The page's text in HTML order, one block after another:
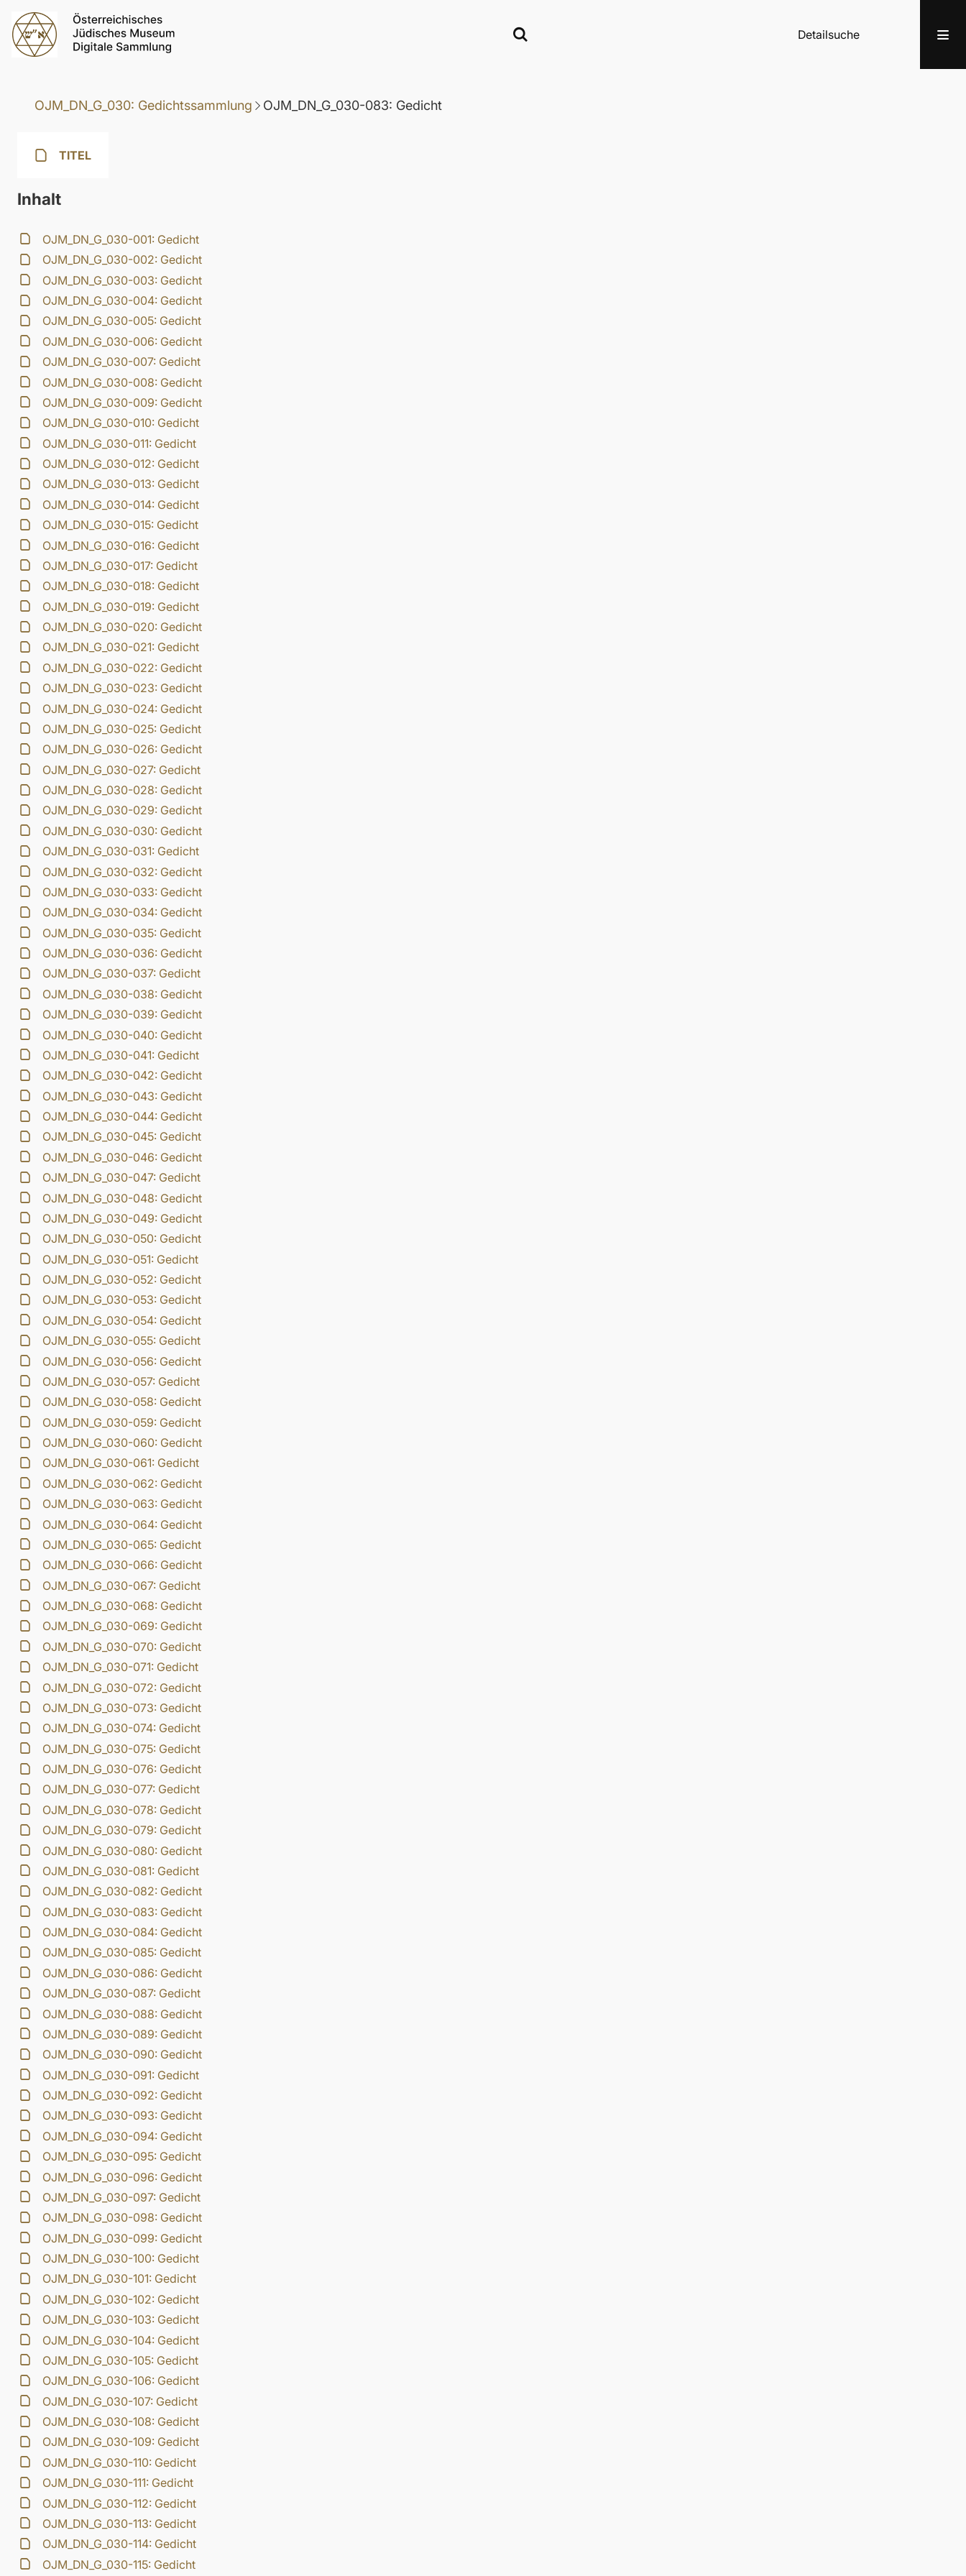
Detailsuche
OJM_DN_G_030: Gedichtssammlung OJM_DN_G_030-083: Gedicht
TITEL
Inhalt
OJM_DN_G_030-001: Gedicht
OJM_DN_G_030-002: Gedicht
OJM_DN_G_030-003: Gedicht
OJM_DN_G_030-004: Gedicht
OJM_DN_G_030-005: Gedicht
OJM_DN_G_030-006: Gedicht
OJM_DN_G_030-007: Gedicht
OJM_DN_G_030-008: Gedicht
OJM_DN_G_030-009: Gedicht
OJM_DN_G_030-010: Gedicht
OJM_DN_G_030-011: Gedicht
OJM_DN_G_030-012: Gedicht
OJM_DN_G_030-013: Gedicht
OJM_DN_G_030-014: Gedicht
OJM_DN_G_030-015: Gedicht
OJM_DN_G_030-016: Gedicht
OJM_DN_G_030-017: Gedicht
OJM_DN_G_030-018: Gedicht
OJM_DN_G_030-019: Gedicht
OJM_DN_G_030-020: Gedicht
OJM_DN_G_030-021: Gedicht
OJM_DN_G_030-022: Gedicht
OJM_DN_G_030-023: Gedicht
OJM_DN_G_030-024: Gedicht
OJM_DN_G_030-025: Gedicht
OJM_DN_G_030-026: Gedicht
OJM_DN_G_030-027: Gedicht
OJM_DN_G_030-028: Gedicht
OJM_DN_G_030-029: Gedicht
OJM_DN_G_030-030: Gedicht
OJM_DN_G_030-031: Gedicht
OJM_DN_G_030-032: Gedicht
OJM_DN_G_030-033: Gedicht
OJM_DN_G_030-034: Gedicht
OJM_DN_G_030-035: Gedicht
OJM_DN_G_030-036: Gedicht
OJM_DN_G_030-037: Gedicht
OJM_DN_G_030-038: Gedicht
OJM_DN_G_030-039: Gedicht
OJM_DN_G_030-040: Gedicht
OJM_DN_G_030-041: Gedicht
OJM_DN_G_030-042: Gedicht
OJM_DN_G_030-043: Gedicht
OJM_DN_G_030-044: Gedicht
OJM_DN_G_030-045: Gedicht
OJM_DN_G_030-046: Gedicht
OJM_DN_G_030-047: Gedicht
OJM_DN_G_030-048: Gedicht
OJM_DN_G_030-049: Gedicht
OJM_DN_G_030-050: Gedicht
OJM_DN_G_030-051: Gedicht
OJM_DN_G_030-052: Gedicht
OJM_DN_G_030-053: Gedicht
OJM_DN_G_030-054: Gedicht
OJM_DN_G_030-055: Gedicht
OJM_DN_G_030-056: Gedicht
OJM_DN_G_030-057: Gedicht
OJM_DN_G_030-058: Gedicht
OJM_DN_G_030-059: Gedicht
OJM_DN_G_030-060: Gedicht
OJM_DN_G_030-061: Gedicht
OJM_DN_G_030-062: Gedicht
OJM_DN_G_030-063: Gedicht
OJM_DN_G_030-064: Gedicht
OJM_DN_G_030-065: Gedicht
OJM_DN_G_030-066: Gedicht
OJM_DN_G_030-067: Gedicht
OJM_DN_G_030-068: Gedicht
OJM_DN_G_030-069: Gedicht
OJM_DN_G_030-070: Gedicht
OJM_DN_G_030-071: Gedicht
OJM_DN_G_030-072: Gedicht
OJM_DN_G_030-073: Gedicht
OJM_DN_G_030-074: Gedicht
OJM_DN_G_030-075: Gedicht
OJM_DN_G_030-076: Gedicht
OJM_DN_G_030-077: Gedicht
OJM_DN_G_030-078: Gedicht
OJM_DN_G_030-079: Gedicht
OJM_DN_G_030-080: Gedicht
OJM_DN_G_030-081: Gedicht
OJM_DN_G_030-082: Gedicht
OJM_DN_G_030-083: Gedicht
OJM_DN_G_030-084: Gedicht
OJM_DN_G_030-085: Gedicht
OJM_DN_G_030-086: Gedicht
OJM_DN_G_030-087: Gedicht
OJM_DN_G_030-088: Gedicht
OJM_DN_G_030-089: Gedicht
OJM_DN_G_030-090: Gedicht
OJM_DN_G_030-091: Gedicht
OJM_DN_G_030-092: Gedicht
OJM_DN_G_030-093: Gedicht
OJM_DN_G_030-094: Gedicht
OJM_DN_G_030-095: Gedicht
OJM_DN_G_030-096: Gedicht
OJM_DN_G_030-097: Gedicht
OJM_DN_G_030-098: Gedicht
OJM_DN_G_030-099: Gedicht
OJM_DN_G_030-100: Gedicht
OJM_DN_G_030-101: Gedicht
OJM_DN_G_030-102: Gedicht
OJM_DN_G_030-103: Gedicht
OJM_DN_G_030-104: Gedicht
OJM_DN_G_030-105: Gedicht
OJM_DN_G_030-106: Gedicht
OJM_DN_G_030-107: Gedicht
OJM_DN_G_030-108: Gedicht
OJM_DN_G_030-109: Gedicht
OJM_DN_G_030-110: Gedicht
OJM_DN_G_030-111: Gedicht
OJM_DN_G_030-112: Gedicht
OJM_DN_G_030-113: Gedicht
OJM_DN_G_030-114: Gedicht
OJM_DN_G_030-115: Gedicht